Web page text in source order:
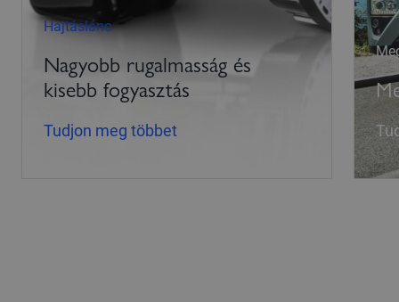
Hajtáslánc
Nagyobb rugalmasság és
kisebb fogyasztás
Tudjon meg többet